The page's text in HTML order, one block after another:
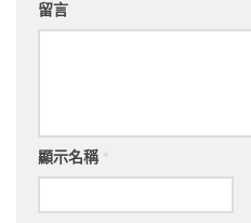
留言
顯示名稱